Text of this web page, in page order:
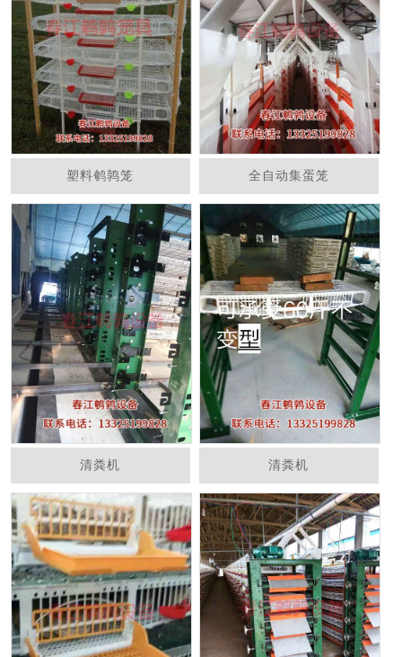
塑料鹌鹑笼 全自动集蛋笼
清粪机 清粪机